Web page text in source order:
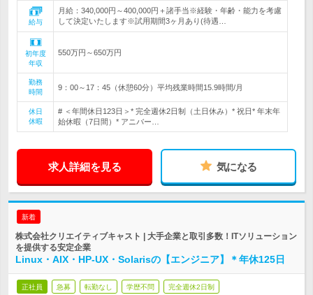
給与
月給：340,000円～400,000円＋諸手当※経験・年齢・能力を考慮
して決定いたします※試用期間3ヶ月あり(待遇…
初年度
年収
550万円～650万円
勤務
時間
9：00～17：45（休憩60分）平均残業時間15.9時間/月
休日
休暇
# ＜年間休日123日＞* 完全週休2日制（土日休み）* 祝日* 年末年
始休暇（7日間）* アニバー…
求人詳細を見る 気になる
新着
株式会社クリエイティブキャスト | 大手企業と取引多数！ITソリューション
を提供する安定企業
Linux・AIX・HP-UX・Solarisの【エンジニア】＊年休125日
正社員 急募 転勤なし 学歴不問 完全週休2日制